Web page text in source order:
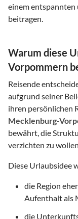
einem entspannten
beitragen.
Warum diese
Vorpommern
Reisende
aufgrund seiner
ihren persönlichen
Mecklenburg-
bewährt, die
verzichten zu
Diese Urlaubsidee
die Region
Aufenthalt als
die